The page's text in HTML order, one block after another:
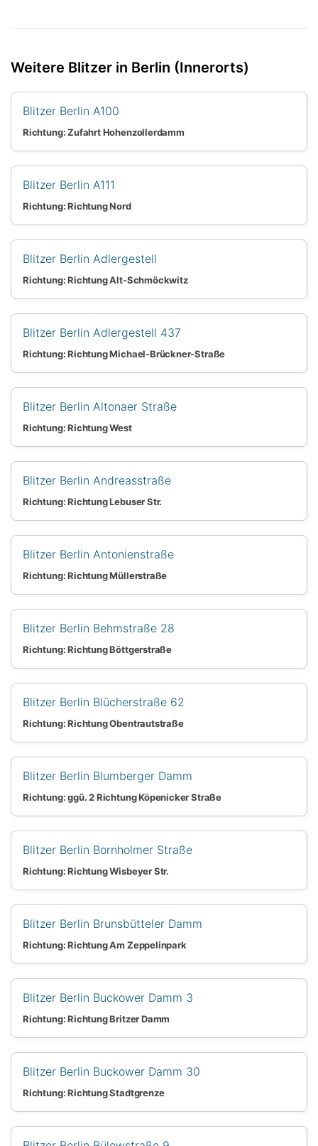
Weitere Blitzer in Berlin (Innerorts)
Blitzer Berlin A100
Richtung: Zufahrt Hohenzollerdamm
Blitzer Berlin A111
Richtung: Richtung Nord
Blitzer Berlin Adlergestell
Richtung: Richtung Alt-Schmöckwitz
Blitzer Berlin Adlergestell 437
Richtung: Richtung Michael-Brückner-Straße
Blitzer Berlin Altonaer Straße
Richtung: Richtung West
Blitzer Berlin Andreasstraße
Richtung: Richtung Lebuser Str.
Blitzer Berlin Antonienstraße
Richtung: Richtung Müllerstraße
Blitzer Berlin Behmstraße 28
Richtung: Richtung Böttgerstraße
Blitzer Berlin Blücherstraße 62
Richtung: Richtung Obentrautstraße
Blitzer Berlin Blumberger Damm
Richtung: ggü. 2 Richtung Köpenicker Straße
Blitzer Berlin Bornholmer Straße
Richtung: Richtung Wisbeyer Str.
Blitzer Berlin Brunsbütteler Damm
Richtung: Richtung Am Zeppelinpark
Blitzer Berlin Buckower Damm 3
Richtung: Richtung Britzer Damm
Blitzer Berlin Buckower Damm 30
Richtung: Richtung Stadtgrenze